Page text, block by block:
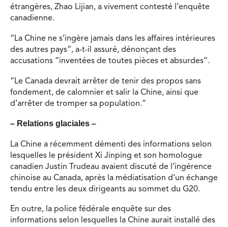
étrangères, Zhao Lijian, a vivement contesté l’enquête
canadienne.
“La Chine ne s’ingère jamais dans les affaires intérieures
des autres pays”, a-t-il assuré, dénonçant des
accusations “inventées de toutes pièces et absurdes”.
“Le Canada devrait arrêter de tenir des propos sans
fondement, de calomnier et salir la Chine, ainsi que
d’arrêter de tromper sa population.”
– Relations glaciales –
La Chine a récemment démenti des informations selon
lesquelles le président Xi Jinping et son homologue
canadien Justin Trudeau avaient discuté de l’ingérence
chinoise au Canada, après la médiatisation d’un échange
tendu entre les deux dirigeants au sommet du G20.
En outre, la police fédérale enquête sur des
informations selon lesquelles la Chine aurait installé des